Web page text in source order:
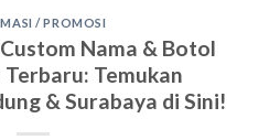
/ PROMOSI
Nama & Botol
Terbaru: Temukan
& Surabaya di Sini!